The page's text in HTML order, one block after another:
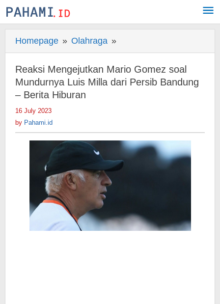
Skip
to
Homepage » Olahraga »
Mengejutkan
Mario
Gomez
Milla
dari
Persib
Hiburan
Reaksi Mengejutkan Mario Gomez soal
Mundurnya Luis Milla dari Persib Bandung
– Berita Hiburan
16 July 2023
by Pahami.id